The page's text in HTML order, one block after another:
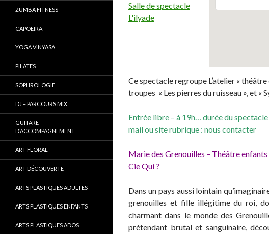
Salle de spectacle
L'ilyade
Ce spectacle regroupe L’atelier «
troupes « Les pierres du ruisseau », et «
Entrée libre – à 19h… durée du
mail ou site rubrique : nous contacter
Marie des Grenouilles – Théâtre
Cie Qui ?
Dans un pays aussi lointain
grenouilles et fille illégitime du roi,
charmant dans le monde des
prétendant brutal et sanguinaire,
ZUMBA FITNESS
CAPOEIRA
YOGA VINYASA
PILATES
SOPHROLOGIE
DJ – PARCOURS MIX
GUITARE
D’ACCOMPAGNEMENT
ART FLORAL
ART DÉCOUVERTE
ARTS PLASTIQUES ADULTES
ARTS PLASTIQUES ENFANTS
ARTS PLASTIQUES ADOS